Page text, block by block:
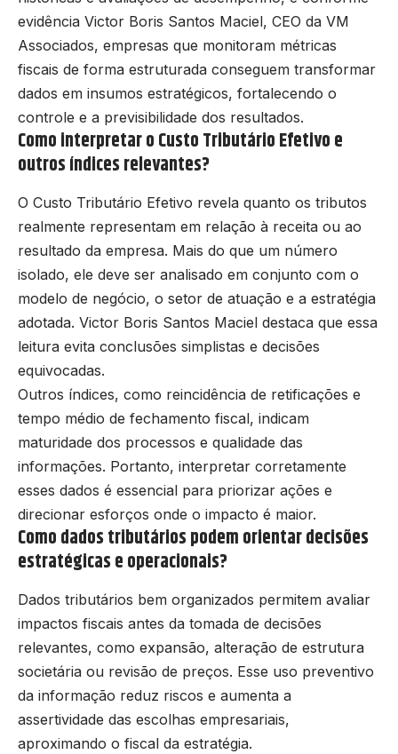
evidência Victor Boris Santos Maciel, CEO da VM
Associados, empresas que monitoram métricas
fiscais de forma estruturada conseguem transformar
dados em insumos estratégicos, fortalecendo o
controle e a previsibilidade dos resultados.
Como interpretar o Custo Tributário Efetivo e
outros índices relevantes?
O Custo Tributário Efetivo revela quanto os tributos
realmente representam em relação à receita ou ao
resultado da empresa. Mais do que um número
isolado, ele deve ser analisado em conjunto com o
modelo de negócio, o setor de atuação e a estratégia
adotada. Victor Boris Santos Maciel destaca que essa
leitura evita conclusões simplistas e decisões
equivocadas.
Outros índices, como reincidência de retificações e
tempo médio de fechamento fiscal, indicam
maturidade dos processos e qualidade das
informações. Portanto, interpretar corretamente
esses dados é essencial para priorizar ações e
direcionar esforços onde o impacto é maior.
Como dados tributários podem orientar decisões
estratégicas e operacionais?
Dados tributários bem organizados permitem avaliar
impactos fiscais antes da tomada de decisões
relevantes, como expansão, alteração de estrutura
societária ou revisão de preços. Esse uso preventivo
da informação reduz riscos e aumenta a
assertividade das escolhas empresariais,
aproximando o fiscal da estratégia.